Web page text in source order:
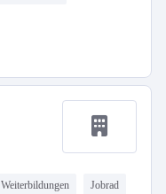
Weiterbildungen Jobrad